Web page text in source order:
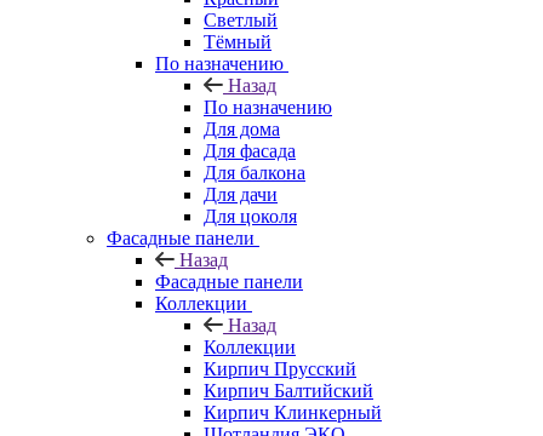
Светлый
Тёмный
По назначению
Назад
По назначению
Для дома
Для фасада
Для балкона
Для дачи
Для цоколя
Фасадные панели
Назад
Фасадные панели
Коллекции
Назад
Коллекции
Кирпич Прусский
Кирпич Балтийский
Кирпич Клинкерный